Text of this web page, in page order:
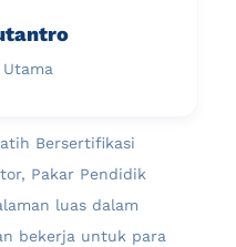
Bersertifikasi
Pakar Pendidik
luas dalam
bekerja untuk para